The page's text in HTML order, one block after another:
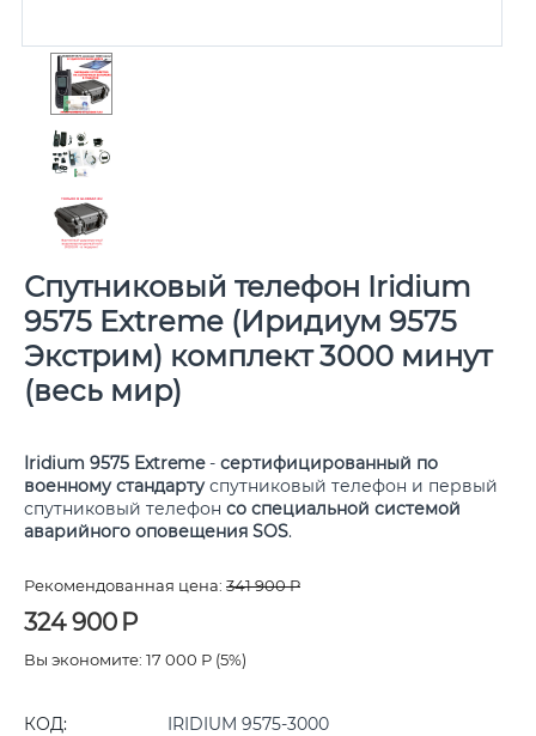
Спутниковый телефон Iridium
9575 Extreme (Иридиум 9575
Экстрим) комплект 3000 минут
(весь мир)
Iridium 9575 Extreme- сертифицированный по
военному стандартуспутниковый телефон и первый
спутниковый телефон со специальной системой
аварийного оповещения SOS.
Рекомендованная цена: 341 900Р
324 900 Р
Вы экономите: 17 000 Р (5%)
КОД:
IRIDIUM 9575-3000